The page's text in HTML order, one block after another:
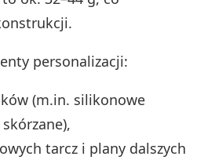
personalizacji:
(m.in. silikonowe
tarcz i plany dalszych